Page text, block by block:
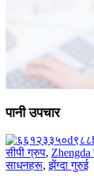
पानी उपचार
सीपी ग्रुप,
साधनहरू,झेंग्दा गुरुई